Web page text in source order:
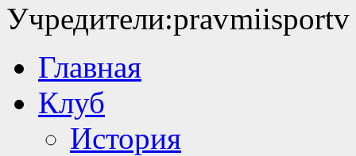
Учредители:
Главная
Клуб
История